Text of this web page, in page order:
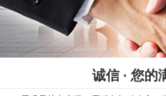
诚信 · 您的